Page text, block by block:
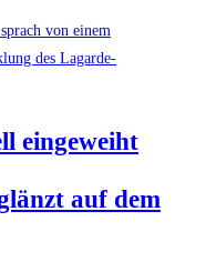
eingeweiht
auf dem